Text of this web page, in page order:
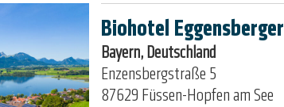
Biohotel Eggensberger
Bayern, Deutschland
Enzensbergstraße 5
87629 Füssen-Hopfen am See